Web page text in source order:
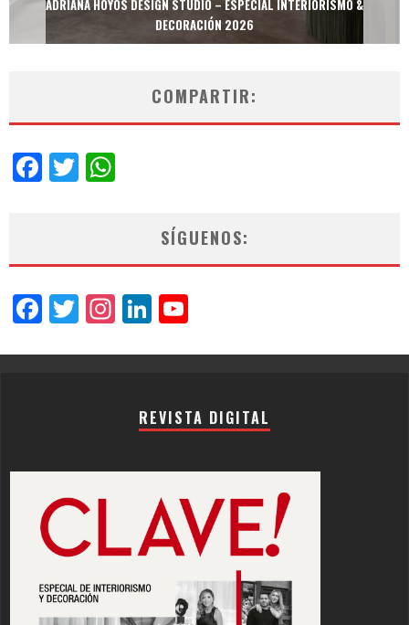
MULTIOFICINAS / AMOBLARE / TREZE – ESPECIAL INTERIORISMO &
DECORACIÓN 2026
COMPARTIR:
Facebook
Twitter
SÍGUENOS:
Facebook
Twitter
Instagram
LinkedIn
REVISTA DIGITAL